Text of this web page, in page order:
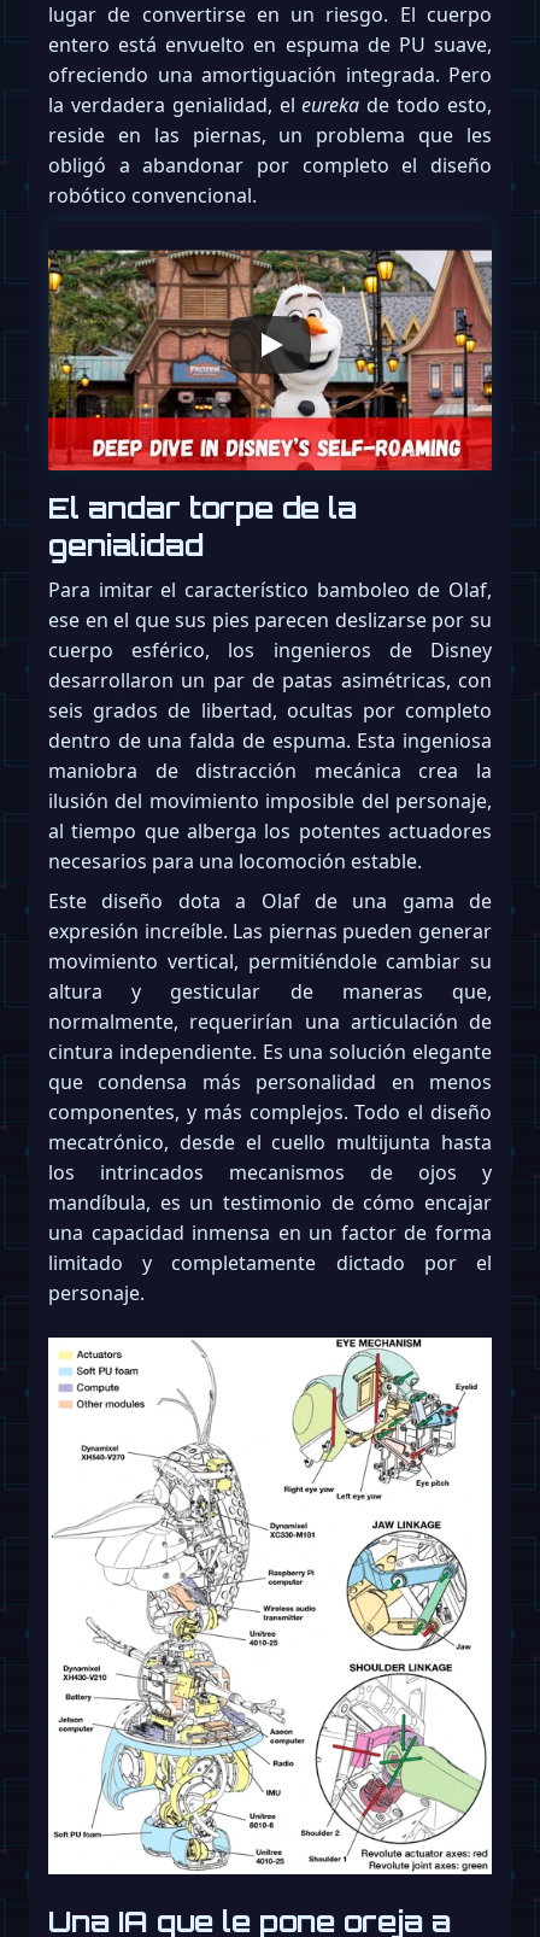
lugar de convertirse en un riesgo. El cuerpo
entero está envuelto en espuma de PU suave,
ofreciendo una amortiguación integrada. Pero
la verdadera genialidad, eleureka de todo esto,
reside en las piernas, un problema que les
obligó a abandonar por completo el diseño
robótico convencional.
El andar torpe de la
genialidad
Para imitar el característico bamboleo de Olaf,
ese en el que sus pies parecen deslizarse por su
cuerpo esférico, los ingenieros de Disney
desarrollaron un par de patas asimétricas, con
seis grados de libertad, ocultas por completo
dentro de una falda de espuma. Esta ingeniosa
maniobra de distracción mecánica crea la
ilusión del movimiento imposible del personaje,
al tiempo que alberga los potentes actuadores
necesarios para una locomoción estable.
Este diseño dota a Olaf de una gama de
expresión increíble. Las piernas pueden generar
movimiento vertical, permitiéndole cambiar su
altura y gesticular de maneras que,
normalmente, requerirían una articulación de
cintura independiente. Es una solución elegante
que condensa más personalidad en menos
componentes, y más complejos. Todo el diseño
mecatrónico, desde el cuello multijunta hasta
los intrincados mecanismos de ojos y
mandíbula, es un testimonio de cómo encajar
una capacidad inmensa en un factor de forma
limitado y completamente dictado por el
personaje.
Una IA que le pone oreja a